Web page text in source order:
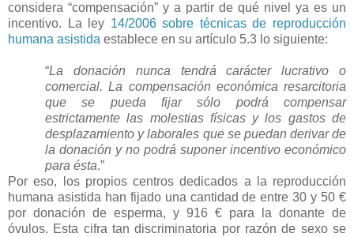
considera “compensación” y a partir de qué nivel ya es un
incentivo. La ley 14/2006 sobre técnicas de reproducción
humana asistida establece en su artículo 5.3 lo siguiente:
“La donación nunca tendrá carácter lucrativo o
comercial. La compensación económica resarcitoria
que se pueda fijar sólo podrá compensar
estrictamente las molestias físicas y los gastos de
desplazamiento y laborales que se puedan derivar de
la donación y no podrá suponer incentivo económico
para ésta.”
Por eso, los propios centros dedicados a la reproducción
humana asistida han fijado una cantidad de entre 30 y 50 €
por donación de esperma, y 916 € para la donante de
óvulos. Esta cifra tan discriminatoria por razón de sexo se